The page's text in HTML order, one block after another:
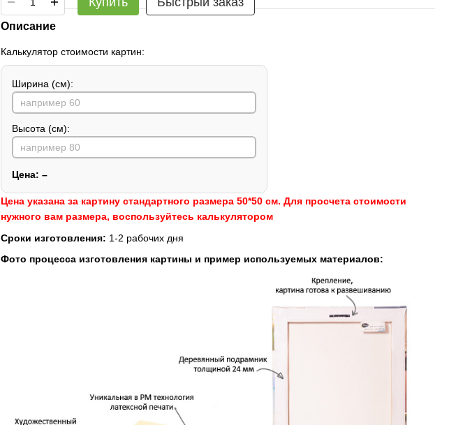
Описание
Калькулятор стоимости картин:
Ширина (см):
Высота (см):
Цена: –
Цена указана за картину стандартного размера 50*50 см. Для просчета стоимости
нужного вам размера, воспользуйтесь калькулятором
Сроки изготовления: 1-2 рабочих дня
Фото процесса изготовления картины и пример используемых материалов: